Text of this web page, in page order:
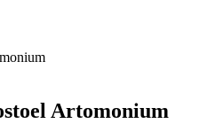
Artomonium